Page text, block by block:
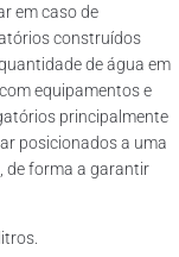
em caso de
construídos
de água em
equipamentos e
principalmente
posicionados a uma
de forma a garantir